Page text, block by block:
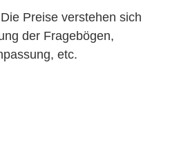
Preise verstehen sich
der Fragebögen,
etc.